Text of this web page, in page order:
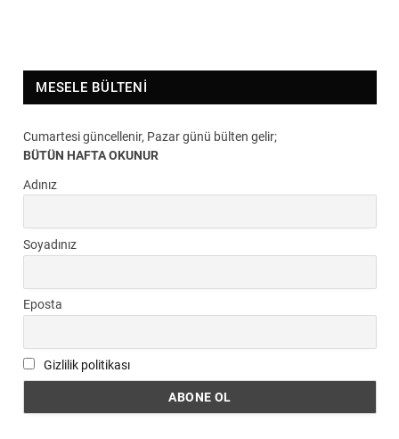
MESELE BÜLTENI
Cumartesi güncellenir, Pazar günü bülten gelir;
BÜTÜN HAFTA OKUNUR
Adınız
Soyadınız
Eposta
Gizlilik politikası